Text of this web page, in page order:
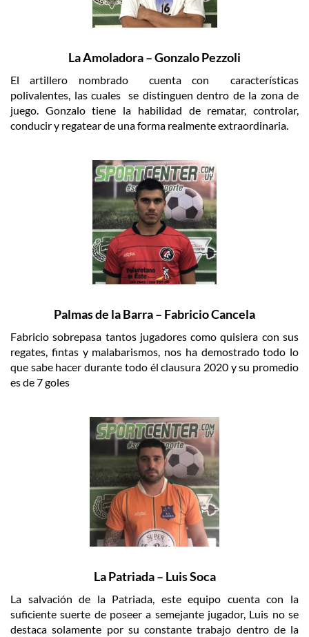
La Amoladora – Gonzalo Pezzoli
El artillero nombrado cuenta con características
polivalentes, las cuales se distinguen dentro de la zona de
juego. Gonzalo tiene la habilidad de rematar, controlar,
conducir y regatear de una forma realmente extraordinaria.
Palmas de la Barra – Fabricio Cancela
Fabricio sobrepasa tantos jugadores como quisiera con sus
regates, fintas y malabarismos, nos ha demostrado todo lo
que sabe hacer durante todo él clausura 2020 y su promedio
es de 7 goles
La Patriada – Luis Soca
La salvación de la Patriada, este equipo cuenta con la
suficiente suerte de poseer a semejante jugador, Luis no se
destaca solamente por su constante trabajo dentro de la